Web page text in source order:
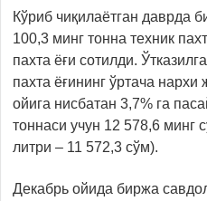
Кўриб чиқилаётган даврда
100,3 минг тонна техник
пахта ёғи сотилди.
пахта ёғининг ўртача
ойига нисбатан 3,7% га
тоннаси учун 12 578,6 минг
литри – 11 572,3 сўм).
Декабрь ойида биржа